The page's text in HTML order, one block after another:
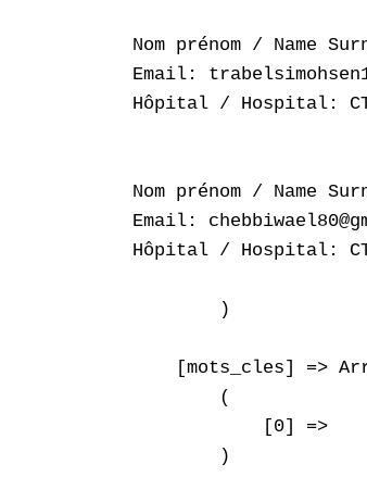
Nom prénom / Name
Email:
Hôpital / Hospital:
Nom prénom / Name
Email:
Hôpital / Hospital:
        )
[mots_cles] =>
        (
            [0] =>
        )